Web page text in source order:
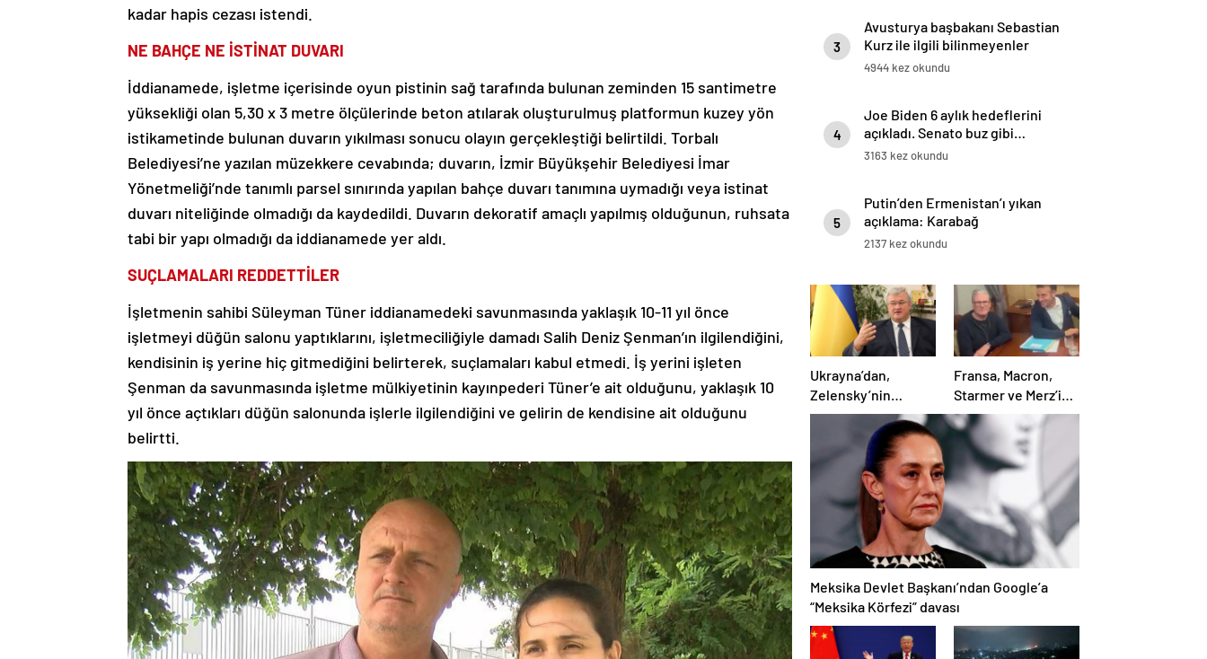
kadar hapis cezası istendi.
NE BAHÇE NE İSTİNAT DUVARI
İddianamede, işletme içerisinde oyun pistinin sağ tarafında bulunan zeminden 15 santimetre
yüksekliği olan 5,30 x 3 metre ölçülerinde beton atılarak oluşturulmuş platformun kuzey yön
istikametinde bulunan duvarın yıkılması sonucu olayın gerçekleştiği belirtildi. Torbalı
Belediyesi’ne yazılan müzekkere cevabında; duvarın, İzmir Büyükşehir Belediyesi İmar
Yönetmeliği’nde tanımlı parsel sınırında yapılan bahçe duvarı tanımına uymadığı veya istinat
duvarı niteliğinde olmadığı da kaydedildi. Duvarın dekoratif amaçlı yapılmış olduğunun, ruhsata
tabi bir yapı olmadığı da iddianamede yer aldı.
SUÇLAMALARI REDDETTİLER
İşletmenin sahibi Süleyman Tüner iddianamedeki savunmasında yaklaşık 10-11 yıl önce
işletmeyi düğün salonu yaptıklarını, işletmeciliğiyle damadı Salih Deniz Şenman’ın ilgilendiğini,
kendisinin iş yerine hiç gitmediğini belirterek, suçlamaları kabul etmedi. İş yerini işleten
Şenman da savunmasında işletme mülkiyetinin kayınpederi Tüner’e ait olduğunu, yaklaşık 10
yıl önce açtıkları düğün salonunda işlerle ilgilendiğini ve gelirin de kendisine ait olduğunu
belirtti.
3
Avusturya başbakanı Sebastian
Kurz ile ilgili bilinmeyenler
4944 kez okundu
4
Joe Biden 6 aylık hedeflerini
açıkladı. Senato buz gibi…
3163 kez okundu
5
Putin’den Ermenistan’ı yıkan
açıklama: Karabağ
Azerbaycan’ın ayrılmaz bir
2137 kez okundu
Ukrayna’dan,
Zelensky’nin
Putin’le şahsen
görüşme talebine
ilişkin açıklama
Fransa, Macron,
Starmer ve Merz’in
kokain kullandığı
iddiasını yalanladı
Meksika Devlet Başkanı’ndan Google’a
“Meksika Körfezi” davası